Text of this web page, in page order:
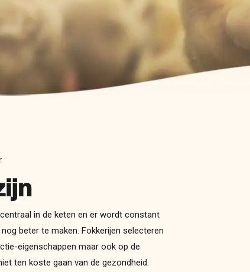
in de keten en er wordt constant
beter te maken. Fokkerijen selecteren
eigenschappen maar ook op de
ten koste gaan van de gezondheid.